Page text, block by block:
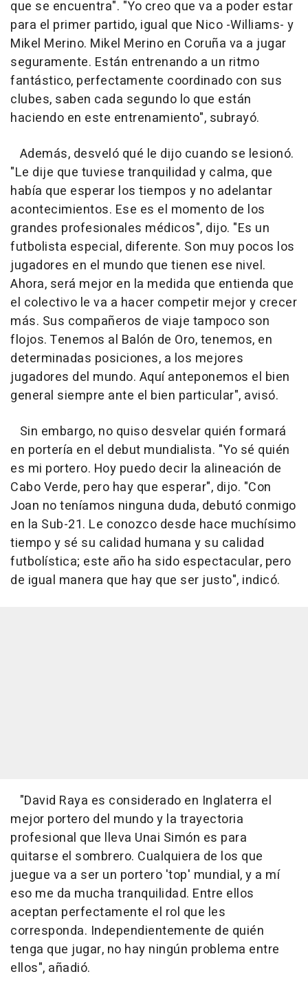
que se encuentra". "Yo creo que va a poder estar
para el primer partido, igual que Nico -Williams- y
Mikel Merino. Mikel Merino en Coruña va a jugar
seguramente. Están entrenando a un ritmo
fantástico, perfectamente coordinado con sus
clubes, saben cada segundo lo que están
haciendo en este entrenamiento", subrayó.
Además, desveló qué le dijo cuando se lesionó.
"Le dije que tuviese tranquilidad y calma, que
había que esperar los tiempos y no adelantar
acontecimientos. Ese es el momento de los
grandes profesionales médicos", dijo. "Es un
futbolista especial, diferente. Son muy pocos los
jugadores en el mundo que tienen ese nivel.
Ahora, será mejor en la medida que entienda que
el colectivo le va a hacer competir mejor y crecer
más. Sus compañeros de viaje tampoco son
flojos. Tenemos al Balón de Oro, tenemos, en
determinadas posiciones, a los mejores
jugadores del mundo. Aquí anteponemos el bien
general siempre ante el bien particular", avisó.
Sin embargo, no quiso desvelar quién formará
en portería en el debut mundialista. "Yo sé quién
es mi portero. Hoy puedo decir la alineación de
Cabo Verde, pero hay que esperar", dijo. "Con
Joan no teníamos ninguna duda, debutó conmigo
en la Sub-21. Le conozco desde hace muchísimo
tiempo y sé su calidad humana y su calidad
futbolística; este año ha sido espectacular, pero
de igual manera que hay que ser justo", indicó.
"David Raya es considerado en Inglaterra el
mejor portero del mundo y la trayectoria
profesional que lleva Unai Simón es para
quitarse el sombrero. Cualquiera de los que
juegue va a ser un portero 'top' mundial, y a mí
eso me da mucha tranquilidad. Entre ellos
aceptan perfectamente el rol que les
corresponda. Independientemente de quién
tenga que jugar, no hay ningún problema entre
ellos", añadió.